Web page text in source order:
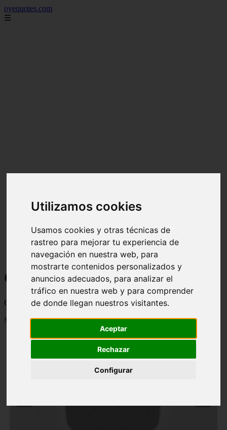
Utilizamos cookies
Usamos cookies y otras técnicas de
rastreo para mejorar tu experiencia de
navegación en nuestra web, para
mostrarte contenidos personalizados y
anuncios adecuados, para analizar el
tráfico en nuestra web y para comprender
de donde llegan nuestros visitantes.
Aceptar
Rechazar
Configurar
oyequotes.com
☰
Curiosidades y Sabias que
Cosas curiosas, curiosidades, noticias impactantes y mucho mas
Mostrando 1 - 24 de 2833 artículos